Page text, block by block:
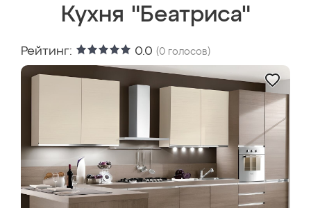
Кухня "Беатриса"
Рейтинг: 0.0 (0 голосов)